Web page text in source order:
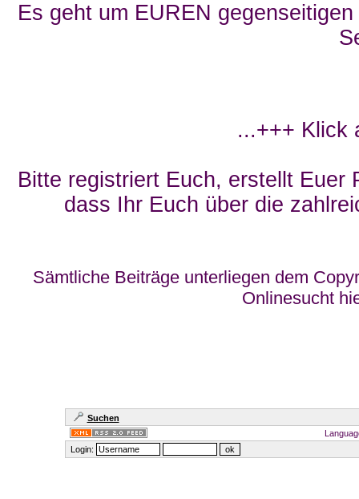
Es geht um EUREN
...+++ Klick
Bitte registriert Euch, erstellt Euer
dass Ihr Euch über die
Sämtliche Beiträge unterliegen dem
Onlinesucht
Suchen
Login: